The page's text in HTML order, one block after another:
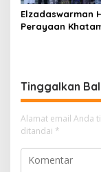
Elzadaswarman
Perayaan
Tinggalkan
Alamat email Anda
ditandai *